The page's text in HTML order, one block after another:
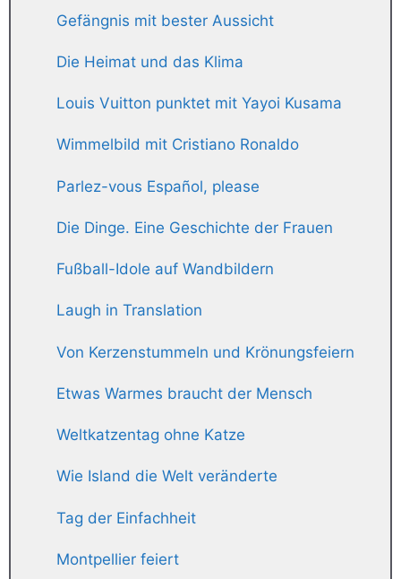
Gefängnis mit bester Aussicht
Die Heimat und das Klima
Louis Vuitton punktet mit Yayoi Kusama
Wimmelbild mit Cristiano Ronaldo
Parlez-vous Español, please
Die Dinge. Eine Geschichte der Frauen
Fußball-Idole auf Wandbildern
Laugh in Translation
Von Kerzenstummeln und Krönungsfeiern
Etwas Warmes braucht der Mensch
Weltkatzentag ohne Katze
Wie Island die Welt veränderte
Tag der Einfachheit
Montpellier feiert